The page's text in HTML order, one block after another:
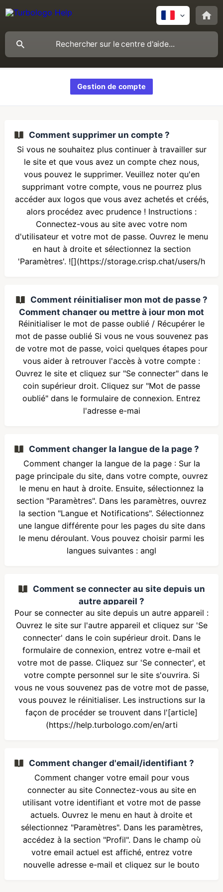
Gestion de compte
Comment supprimer un compte ?
Si vous ne souhaitez plus continuer à travailler sur
le site et que vous avez un compte chez nous,
vous pouvez le supprimer. Veuillez noter qu'en
supprimant votre compte, vous ne pourrez plus
accéder aux logos que vous avez achetés et créés,
alors procédez avec prudence ! Instructions :
Connectez-vous au site avec votre nom
d'utilisateur et votre mot de passe. Ouvrez le menu
en haut à droite et sélectionnez la section
'Paramètres'. ![](https://storage.crisp.chat/users/h
Comment réinitialiser mon mot de passe ?
Comment changer ou mettre à jour mon mot
de passe ?
Réinitialiser le mot de passe oublié / Récupérer le
mot de passe oublié Si vous ne vous souvenez pas
de votre mot de passe, voici quelques étapes pour
vous aider à retrouver l'accès à votre compte :
Ouvrez le site et cliquez sur "Se connecter" dans le
coin supérieur droit. Cliquez sur "Mot de passe
oublié" dans le formulaire de connexion. Entrez
l'adresse e-mai
Comment changer la langue de la page ?
Comment changer la langue de la page : Sur la
page principale du site, dans votre compte, ouvrez
le menu en haut à droite. Ensuite, sélectionnez la
section "Paramètres". Dans les paramètres, ouvrez
la section "Langue et Notifications". Sélectionnez
une langue différente pour les pages du site dans
le menu déroulant. Vous pouvez choisir parmi les
langues suivantes : angl
Comment se connecter au site depuis un
autre appareil ?
Pour se connecter au site depuis un autre appareil :
Ouvrez le site sur l'autre appareil et cliquez sur 'Se
connecter' dans le coin supérieur droit. Dans le
formulaire de connexion, entrez votre e-mail et
votre mot de passe. Cliquez sur 'Se connecter', et
votre compte personnel sur le site s'ouvrira. Si
vous ne vous souvenez pas de votre mot de passe,
vous pouvez le réinitialiser. Les instructions sur la
façon de procéder se trouvent dans l'[article]
(https://help.turbologo.com/en/arti
Comment changer d'email/identifiant ?
Comment changer votre email pour vous
connecter au site Connectez-vous au site en
utilisant votre identifiant et votre mot de passe
actuels. Ouvrez le menu en haut à droite et
sélectionnez "Paramètres". Dans les paramètres,
accédez à la section "Profil". Dans le champ où
votre email actuel est affiché, entrez votre
nouvelle adresse e-mail et cliquez sur le bouto